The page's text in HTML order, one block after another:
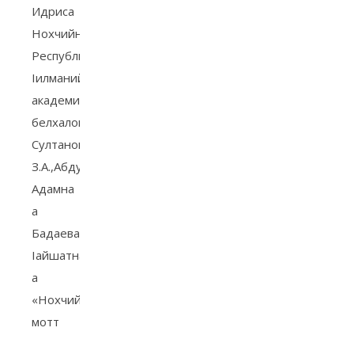
Идриса
Нохчийн
Республикин
Iилманийн
академин
белхалошна
Султанов
З.А.,Абдулкадыров
Адамна
а
Бадаева
Iайшатна
а
«Нохчийн
мотт